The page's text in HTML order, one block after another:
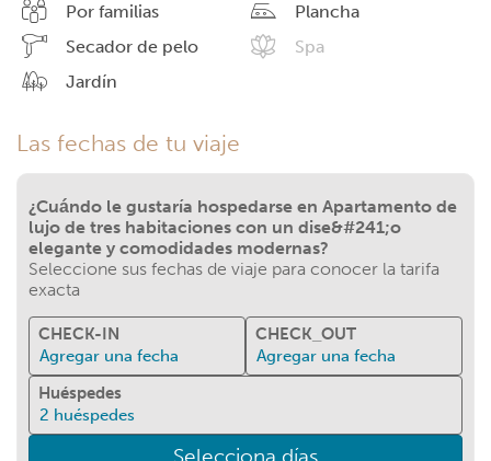
Por familias
Plancha
Secador de pelo
Spa
Jardín
Las fechas de tu viaje
¿Cuándo le gustaría hospedarse en Apartamento de
lujo de tres habitaciones con un dise&#241;o
elegante y comodidades modernas?
Seleccione sus fechas de viaje para conocer la tarifa
exacta
CHECK-IN
Agregar una fecha
CHECK_OUT
Agregar una fecha
Huéspedes
2 huéspedes